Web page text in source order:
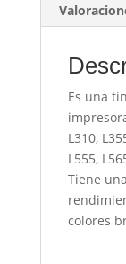
Es una
L310,
L555,
Tiene
colores